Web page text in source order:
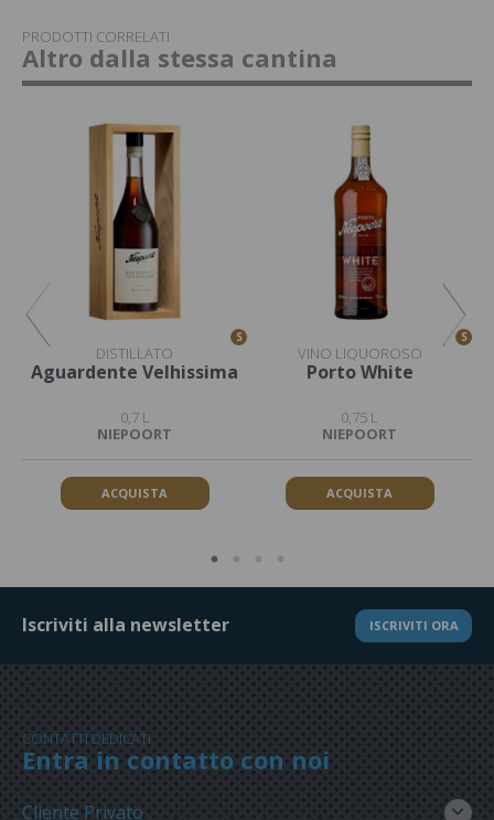
PRODOTTI CORRELATI
Altro dalla stessa cantina
S
DISTILLATO
Aguardente Velhissima
0,7 L
NIEPOORT
ACQUISTA
S
VINO LIQUOROSO
Porto White
0,75 L
NIEPOORT
ACQUISTA
Iscriviti alla newsletter ISCRIVITI ORA
CONTATTI DEDICATI
Entra in contatto con noi
Cliente Privato